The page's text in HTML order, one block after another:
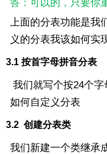
答：可以的，只要你
上面的分表功能是
义的分表我该如何实
3.1 按首字母拼音分表
我们就写个按24个
如何自定义分表
3.2 创建分表类
我们新建一个类继承